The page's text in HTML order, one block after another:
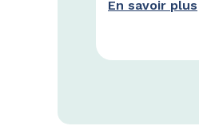
En savoir plus